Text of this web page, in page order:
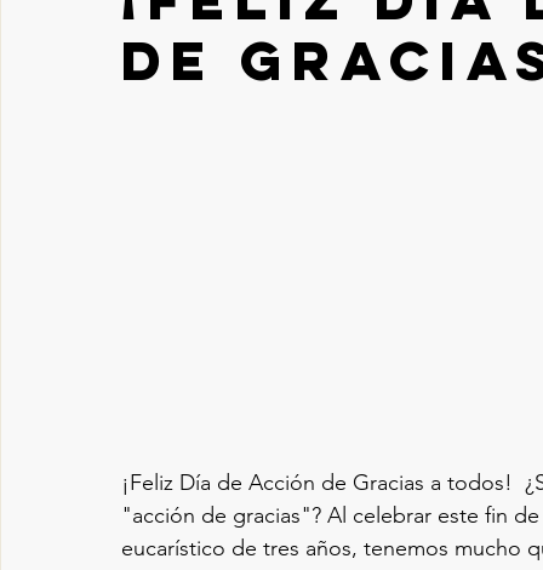
de
¡Feliz Día de Acción de Gracias a todos!
"acción de gracias"? Al celebrar este fin
eucarístico de tres años, tenemos mucho